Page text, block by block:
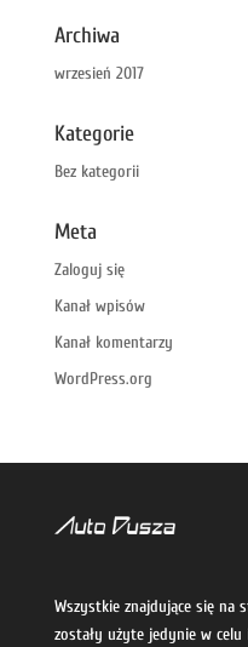
Archiwa
wrzesień 2017
Kategorie
Bez kategorii
Meta
Zaloguj się
Kanał wpisów
Kanał komentarzy
WordPress.org
Wszystkie znajdujące się
zostały użyte jedynie w